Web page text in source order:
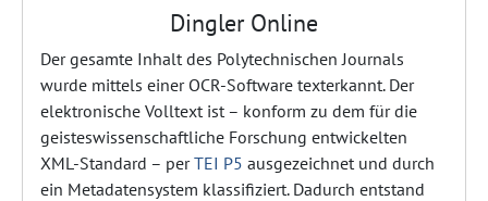
Dingler Online
Der gesamte Inhalt des Polytechnischen Journals
wurde mittels einer OCR-Software texterkannt. Der
elektronische Volltext ist – konform zu dem für die
geisteswissenschaftliche Forschung entwickelten
XML-Standard – perTEI P5 ausgezeichnet und durch
ein Metadatensystem klassifiziert. Dadurch entstand